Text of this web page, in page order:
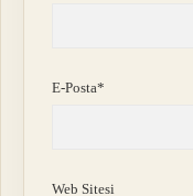
E-Posta*
Web Sitesi